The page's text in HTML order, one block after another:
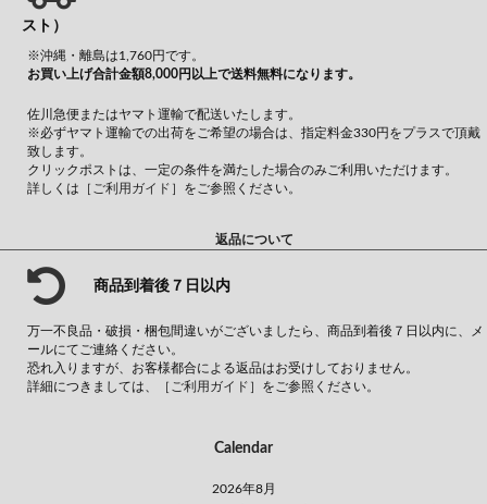
スト）
※沖縄・離島は1,760円です。
お買い上げ合計金額8,000円以上で送料無料になります。
佐川急便またはヤマト運輸で配送いたします。
※必ずヤマト運輸での出荷をご希望の場合は、指定料金330円をプラスで頂戴
致します。
クリックポストは、一定の条件を満たした場合のみご利用いただけます。
詳しくは ［ご利用ガイド］ をご参照ください。
返品について
商品到着後７日以内
万一不良品・破損・梱包間違いがございましたら、商品到着後７日以内に、メ
ールにてご連絡ください。
恐れ入りますが、お客様都合による返品はお受けしておりません。
詳細につきましては、
［ご利用ガイド］ をご参照ください。
Calendar
2026年8月